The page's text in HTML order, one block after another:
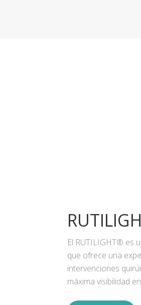
El RUTILIGHT® es
que ofrece una
intervenciones
máxima visibilidad